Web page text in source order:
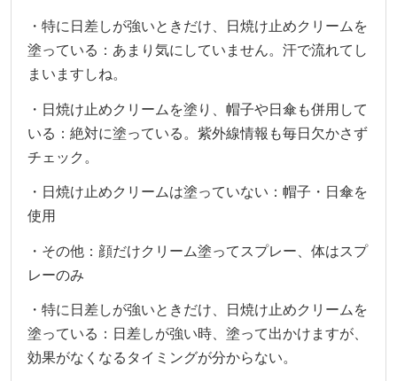
・特に日差しが強いときだけ、日焼け止めクリームを
塗っている：あまり気にしていません。汗で流れてし
まいますしね。
・日焼け止めクリームを塗り、帽子や日傘も併用して
いる：絶対に塗っている。紫外線情報も毎日欠かさず
チェック。
・日焼け止めクリームは塗っていない：帽子・日傘を
使用
・その他：顔だけクリーム塗ってスプレー、体はスプ
レーのみ
・特に日差しが強いときだけ、日焼け止めクリームを
塗っている：日差しが強い時、塗って出かけますが、
効果がなくなるタイミングが分からない。